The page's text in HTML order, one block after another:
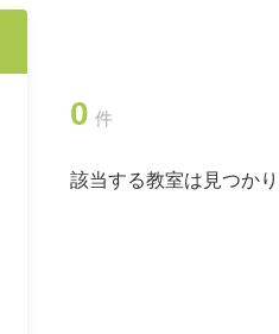
0 件
該当する教室は見つかり